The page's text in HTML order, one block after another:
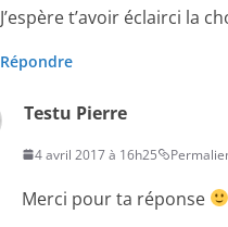
J’espère t’avoir éclairci la
Répondre
Testu Pierre
4 avril 2017 à 16h25
Merci pour ta réponse